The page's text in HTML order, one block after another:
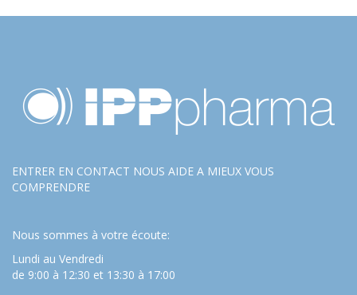
ENTRER EN CONTACT NOUS AIDE A MIEUX VOUS
COMPRENDRE
Nous sommes à votre écoute:
Lundi au Vendredi
de 9:00 à 12:30 et 13:30 à 17:00